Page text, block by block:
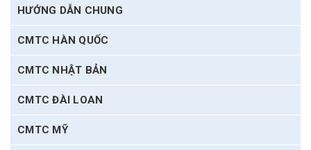
HƯỚNG DẪN CHUNG
CMTC HÀN QUỐC
CMTC NHẬT BẢN
CMTC ĐÀI LOAN
CMTC MỸ